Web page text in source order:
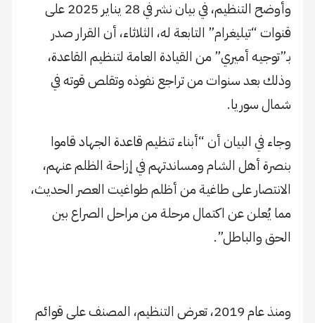
وأوضح التنظيم، في بيان نشر في 28 يناير 2025 على
قنوات “تيليغرام” التابعة له، الثلاثاء، أن القرار صدر
بـ”توجيه أميري” من القيادة العامة لتنظيم القاعدة،
وذلك بعد سنوات من تراجع نفوذه وتقلص قوته في
شمال سوريا.
وجاء في البيان أن “أبناء تنظيم قاعدة الجهاد قاموا
بنصرة أهل الشام ومساندتهم في إزاحة الظلم عنهم،
الانتصار على طاغية من أظلم طواغيت العصر الحديث،
مما يُعلن عن اكتمال مرحلة من مراحل الصراع بين
الحق والباطل”.
ومنذ عام 2019، تعرض التنظيم، المصنف على قوائم